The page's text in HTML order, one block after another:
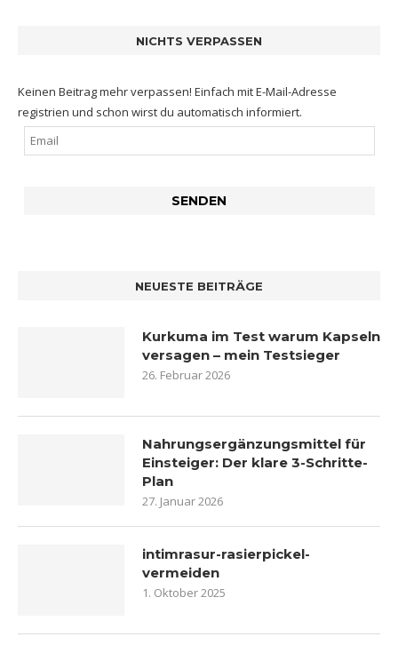
NICHTS VERPASSEN
Keinen Beitrag mehr verpassen! Einfach mit E-Mail-Adresse
registrien und schon wirst du automatisch informiert.
NEUESTE BEITRÄGE
Kurkuma im Test warum Kapseln
versagen – mein Testsieger
26. Februar 2026
Nahrungsergänzungsmittel für
Einsteiger: Der klare 3-Schritte-
Plan
27. Januar 2026
intimrasur-rasierpickel-
vermeiden
1. Oktober 2025